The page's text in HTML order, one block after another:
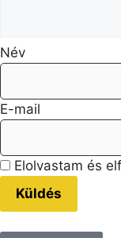
Név
E-mail
Elolvastam és
Küldés